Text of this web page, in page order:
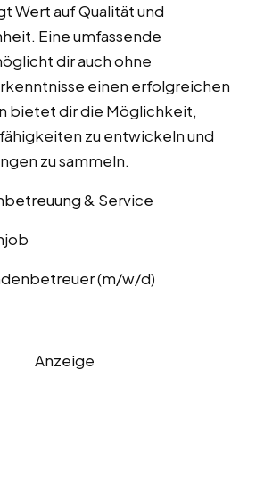
Wert auf Qualität und
Eine umfassende
dir auch ohne
einen erfolgreichen
bietet dir die Möglichkeit,
zu entwickeln und
zu sammeln.
& Service
(m/w/d)
Anzeige